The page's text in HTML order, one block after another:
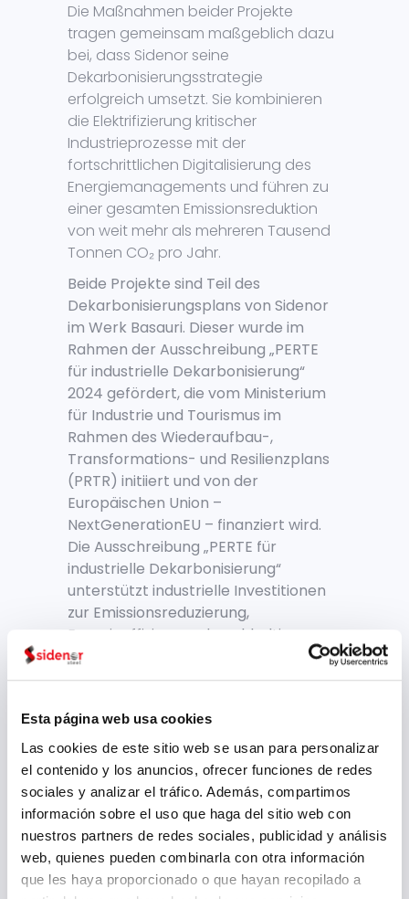
Esta página web usa cookies
Las cookies de este sitio web se usan para personalizar
el contenido y los anuncios, ofrecer funciones de redes
sociales y analizar el tráfico. Además, compartimos
información sobre el uso que haga del sitio web con
nuestros partners de redes sociales, publicidad y análisis
web, quienes pueden combinarla con otra información
que les haya proporcionado o que hayan recopilado a
Die Maßnahmen beider Projekte
tragen gemeinsam maßgeblich dazu
bei, dass Sidenor seine
Dekarbonisierungsstrategie
erfolgreich umsetzt. Sie kombinieren
die Elektrifizierung kritischer
Industrieprozesse mit der
fortschrittlichen Digitalisierung des
Energiemanagements und führen zu
einer gesamten Emissionsreduktion
von weit mehr als mehreren Tausend
Tonnen CO₂ pro Jahr.
Beide Projekte sind Teil des
Dekarbonisierungsplans von Sidenor
im Werk Basauri. Dieser wurde im
Rahmen der Ausschreibung „PERTE
für industrielle Dekarbonisierung“
2024 gefördert, die vom Ministerium
für Industrie und Tourismus im
Rahmen des Wiederaufbau-,
Transformations- und Resilienzplans
(PRTR) initiiert und von der
Europäischen Union –
NextGenerationEU – finanziert wird.
Die Ausschreibung „PERTE für
industrielle Dekarbonisierung“
unterstützt industrielle Investitionen
zur Emissionsreduzierung,
Energieeffizienz und nachhaltigen
Transformation energieintensiver
Sektoren.
AKTENZEICHEN:DI1-010000-2024-45
BEGÜNSTIGTER:SIDENOR ACEROS
ESPECIALES, S.L.
PROJEKTTITEL:
Dekarbonisierungsplan im Basauri-
Werk